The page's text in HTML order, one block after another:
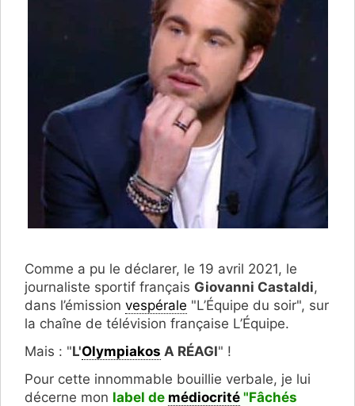
Comme a pu le déclarer, le 19 avril 2021, le
journaliste sportif français Giovanni Castaldi,
dans l’émission vespérale "L’Équipe du soir", sur
la chaîne de télévision française L’Équipe.
Mais : "L'Olympiakos A RÉAGI" !
Pour cette innommable bouillie verbale, je lui
décerne mon label de médiocrité "Fâchés